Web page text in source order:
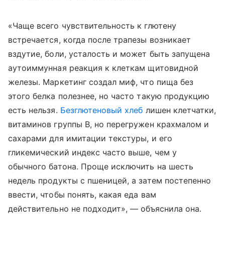
«Чаще всего чувствительность к глютену
встречается, когда после трапезы возникает
вздутие, боли, усталость и может быть запущена
аутоиммунная реакция к клеткам щитовидной
железы. Маркетинг создал миф, что пища без
этого белка полезнее, но часто такую продукцию
есть нельзя. Безглютеновый хлеб лишен клетчатки,
витаминов группы B, но перегружен крахмалом и
сахарами для имитации текстуры, и его
гликемический индекс часто выше, чем у
обычного батона. Проще исключить на шесть
недель продукты с пшеницей, а затем постепенно
ввести, чтобы понять, какая еда вам
действительно не подходит», — объяснила она.